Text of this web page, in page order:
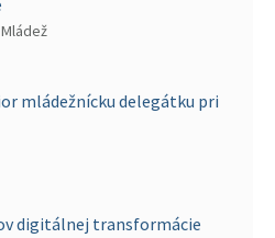
mládežnícku delegátku pri
digitálnej transformácie